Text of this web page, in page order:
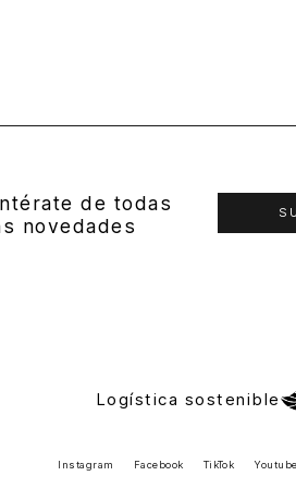
de todas
novedades
Logística sostenible
Instagram Facebook TikTok Youtube